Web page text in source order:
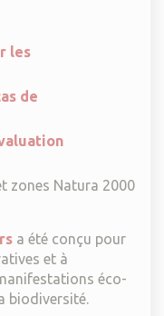
les
de
zones Natura 2000
a été conçu pour
et à
éco-
biodiversité.